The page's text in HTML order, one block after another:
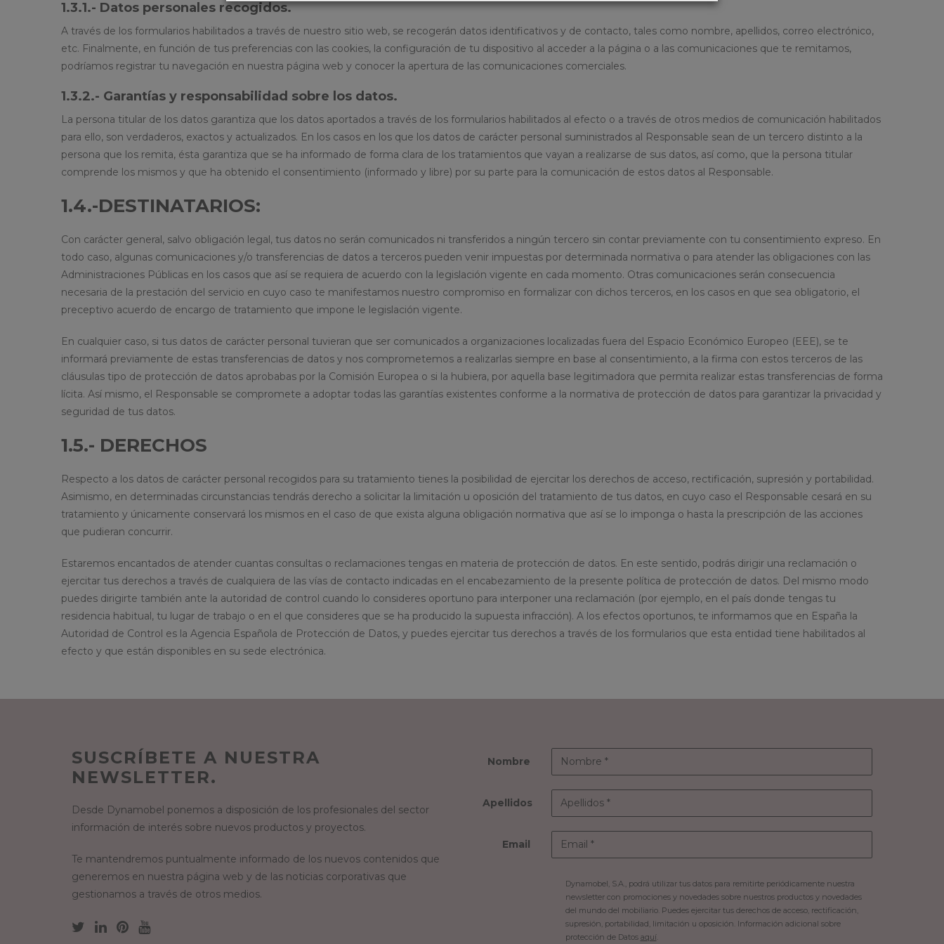
1.3.1.- Datos personales recogidos.
A través de los formularios habilitados a través de nuestro sitio web, se recogerán datos identificativos y de contacto, tales como nombre, apellidos, correo electrónico,
etc. Finalmente, en función de tus preferencias con las cookies, la configuración de tu dispositivo al acceder a la página o a las comunicaciones que te remitamos,
podríamos registrar tu navegación en nuestra página web y conocer la apertura de las comunicaciones comerciales.
1.3.2.- Garantías y responsabilidad sobre los datos.
La persona titular de los datos garantiza que los datos aportados a través de los formularios habilitados al efecto o a través de otros medios de comunicación habilitados
para ello, son verdaderos, exactos y actualizados. En los casos en los que los datos de carácter personal suministrados al Responsable sean de un tercero distinto a la
persona que los remita, ésta garantiza que se ha informado de forma clara de los tratamientos que vayan a realizarse de sus datos, así como, que la persona titular
comprende los mismos y que ha obtenido el consentimiento (informado y libre) por su parte para la comunicación de estos datos al Responsable.
1.4.-DESTINATARIOS:
Con carácter general, salvo obligación legal, tus datos no serán comunicados ni transferidos a ningún tercero sin contar previamente con tu consentimiento expreso. En
todo caso, algunas comunicaciones y/o transferencias de datos a terceros pueden venir impuestas por determinada normativa o para atender las obligaciones con las
Administraciones Públicas en los casos que así se requiera de acuerdo con la legislación vigente en cada momento. Otras comunicaciones serán consecuencia
necesaria de la prestación del servicio en cuyo caso te manifestamos nuestro compromiso en formalizar con dichos terceros, en los casos en que sea obligatorio, el
preceptivo acuerdo de encargo de tratamiento que impone le legislación vigente.
En cualquier caso, si tus datos de carácter personal tuvieran que ser comunicados a organizaciones localizadas fuera del Espacio Económico Europeo (EEE), se te
informará previamente de estas transferencias de datos y nos comprometemos a realizarlas siempre en base al consentimiento, a la firma con estos terceros de las
cláusulas tipo de protección de datos aprobabas por la Comisión Europea o si la hubiera, por aquella base legitimadora que permita realizar estas transferencias de forma
lícita. Así mismo, el Responsable se compromete a adoptar todas las garantías existentes conforme a la normativa de protección de datos para garantizar la privacidad y
seguridad de tus datos.
1.5.- DERECHOS
Respecto a los datos de carácter personal recogidos para su tratamiento tienes la posibilidad de ejercitar los derechos de acceso, rectificación, supresión y portabilidad.
Asimismo, en determinadas circunstancias tendrás derecho a solicitar la limitación u oposición del tratamiento de tus datos, en cuyo caso el Responsable cesará en su
tratamiento y únicamente conservará los mismos en el caso de que exista alguna obligación normativa que así se lo imponga o hasta la prescripción de las acciones
que pudieran concurrir.
Estaremos encantados de atender cuantas consultas o reclamaciones tengas en materia de protección de datos. En este sentido, podrás dirigir una reclamación o
ejercitar tus derechos a través de cualquiera de las vías de contacto indicadas en el encabezamiento de la presente política de protección de datos. Del mismo modo
puedes dirigirte también ante la autoridad de control cuando lo consideres oportuno para interponer una reclamación (por ejemplo, en el país donde tengas tu
residencia habitual, tu lugar de trabajo o en el que consideres que se ha producido la supuesta infracción). A los efectos oportunos, te informamos que en España la
Autoridad de Control es la Agencia Española de Protección de Datos, y puedes ejercitar tus derechos a través de los formularios que esta entidad tiene habilitados al
efecto y que están disponibles en su sede electrónica.
SUSCRÍBETE A NUESTRA
NEWSLETTER.
Desde Dynamobel ponemos a disposición de los profesionales del sector
información de interés sobre nuevos productos y proyectos.
Te mantendremos puntualmente informado de los nuevos contenidos que
generemos en nuestra página web y de las noticias corporativas que
gestionamos a través de otros medios.
Nombre
Apellidos
Email
Dynamobel, S.A., podrá utilizar tus datos para remitirte periódicamente nuestra
newsletter con promociones y novedades sobre nuestros productos y novedades
del mundo del mobiliario. Puedes ejercitar tus derechos de acceso, rectificación,
supresión, portabilidad, limitación u oposición. Información adicional sobre
protección de Datos aquí.